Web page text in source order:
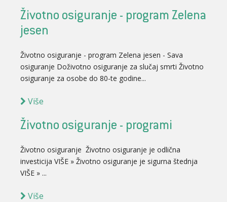
Životno osiguranje - program Zelena
jesen
Životno osiguranje - program Zelena jesen - Sava
osiguranje Doživotno osiguranje za slučaj smrti Životno
osiguranje za osobe do 80-te godine...
Više
Životno osiguranje - programi
Životno osiguranje Životno osiguranje je odlična
investicija VIŠE » Životno osiguranje je sigurna štednja
VIŠE » ...
Više